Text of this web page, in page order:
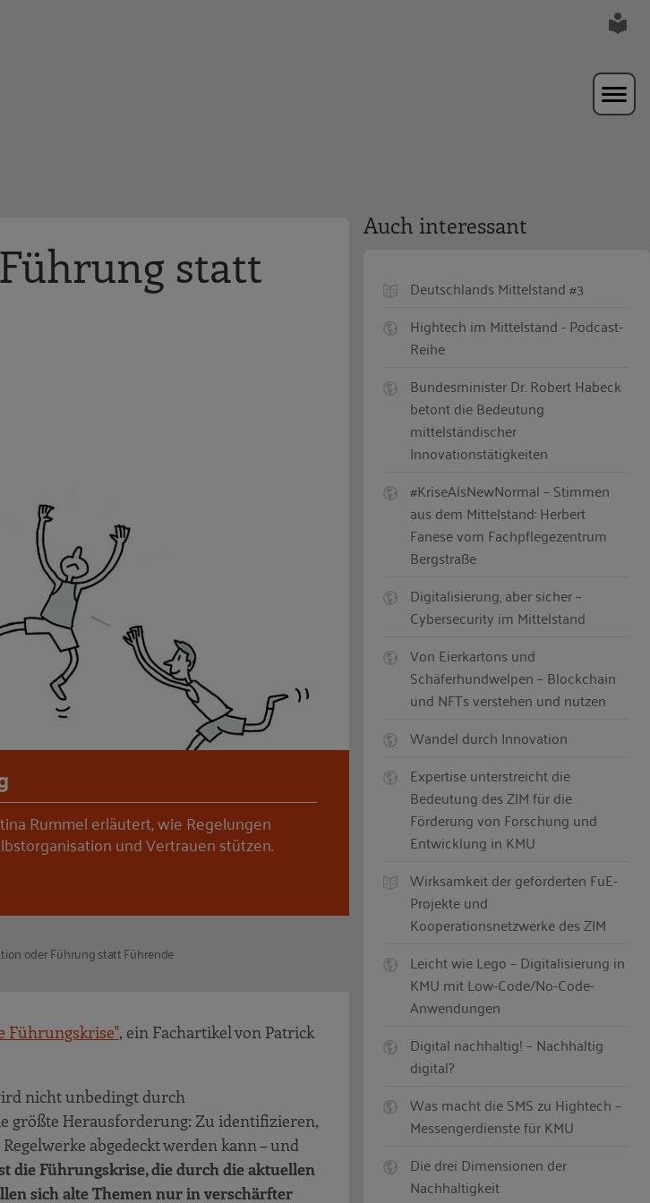
statt
Rummel erläutert, wie Regelungen
und Vertrauen stützen.
oder Führung statt Führende
Führungskrise", ein Fachartikel von Patrick
nicht unbedingt durch
größte Herausforderung: Zu identifizieren,
abgedeckt werden kann – und
die Führungskrise, die durch die aktuellen
sich alte Themen nur in verschärfter
Auch interessant
Deutschlands Mittelstand #3
Hightech im Mittelstand - Podcast-
Reihe
Bundesminister Dr. Robert Habeck
betont die Bedeutung
mittelständischer
Innovationstätigkeiten
#KriseAlsNewNormal – Stimmen
aus dem Mittelstand: Herbert
Fanese vom Fachpflegezentrum
Bergstraße
Digitalisierung, aber sicher –
Cybersecurity im Mittelstand
Von Eierkartons und
Schäferhundwelpen – Blockchain
und NFTs verstehen und nutzen
Wandel durch Innovation
Expertise unterstreicht die
Bedeutung des ZIM für die
Förderung von Forschung und
Entwicklung in KMU
Wirksamkeit der geförderten FuE-
Projekte und
Kooperationsnetzwerke des ZIM
Leicht wie Lego – Digitalisierung in
KMU mit Low-Code/No-Code-
Anwendungen
Digital nachhaltig! – Nachhaltig
digital?
Was macht die SMS zu Hightech –
Messengerdienste für KMU
Die drei Dimensionen der
Nachhaltigkeit